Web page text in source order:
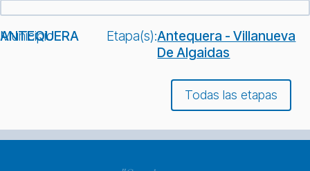
Municipio:
ANTEQUERA Etapa(s):Antequera - Villanueva
De Algaidas
Todas las etapas